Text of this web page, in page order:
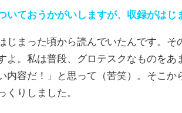
ておうかがいしますが、収録がはじ
まった頃から読んでいたんです。そ
よ。私は普段、グロテスクなものを
内容だ！」と思って（苦笑）。そこ
くりしました。